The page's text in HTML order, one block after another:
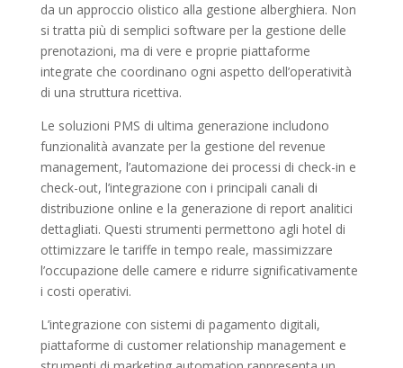
da un approccio olistico alla gestione alberghiera. Non
si tratta più di semplici software per la gestione delle
prenotazioni, ma di vere e proprie piattaforme
integrate che coordinano ogni aspetto dell’operatività
di una struttura ricettiva.
Le soluzioni PMS di ultima generazione includono
funzionalità avanzate per la gestione del revenue
management, l’automazione dei processi di check-in e
check-out, l’integrazione con i principali canali di
distribuzione online e la generazione di report analitici
dettagliati. Questi strumenti permettono agli hotel di
ottimizzare le tariffe in tempo reale, massimizzare
l’occupazione delle camere e ridurre significativamente
i costi operativi.
L’integrazione con sistemi di pagamento digitali,
piattaforme di customer relationship management e